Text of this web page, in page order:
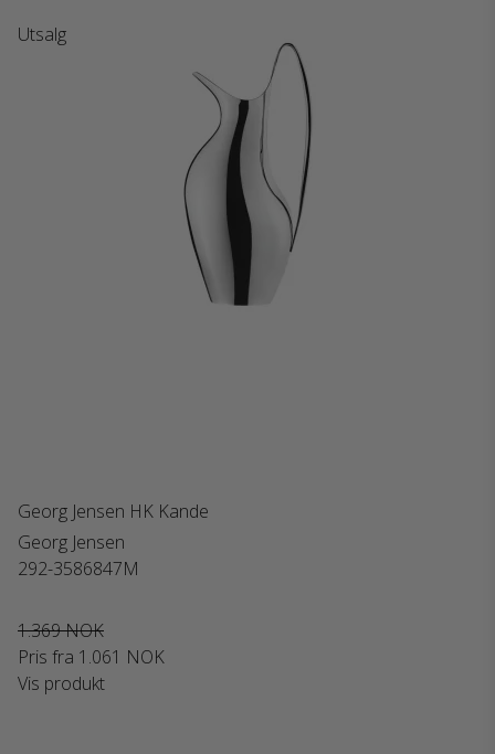
Utsalg
Georg Jensen HK Kande
Georg Jensen
292-3586847M
1.369 NOK
Pris fra 1.061 NOK
Vis produkt